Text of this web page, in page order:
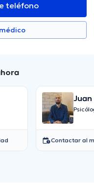
teléfono
Contactar al